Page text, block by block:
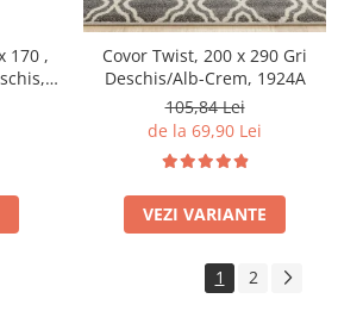
170 ,
Covor Twist, 200 x 290 Gri
Deschis/Alb-Crem, 1924A
105,84 Lei
de la 69,90 Lei
VEZI VARIANTE
1 2